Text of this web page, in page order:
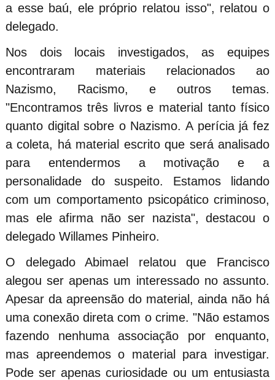
a esse baú, ele próprio relatou isso", relatou o
delegado.
Nos dois locais investigados, as equipes
encontraram materiais relacionados ao
Nazismo, Racismo, e outros temas.
"Encontramos três livros e material tanto físico
quanto digital sobre o Nazismo. A perícia já fez
a coleta, há material escrito que será analisado
para entendermos a motivação e a
personalidade do suspeito. Estamos lidando
com um comportamento psicopático criminoso,
mas ele afirma não ser nazista", destacou o
delegado Willames Pinheiro.
O delegado Abimael relatou que Francisco
alegou ser apenas um interessado no assunto.
Apesar da apreensão do material, ainda não há
uma conexão direta com o crime. "Não estamos
fazendo nenhuma associação por enquanto,
mas apreendemos o material para investigar.
Pode ser apenas curiosidade ou um entusiasta